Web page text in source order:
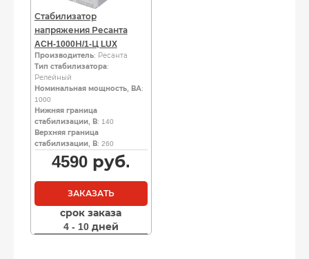
Стабилизатор
напряжения Ресанта
ACH-1000Н/1-Ц LUX
Производитель: Ресанта
Тип стабилизатора:
Релейный
Номинальная мощность, ВА:
1000
Нижняя граница
стабилизации, В: 140
Верхняя граница
стабилизации, В: 260
4590руб.
ЗАКАЗАТЬ
срок заказа
4 - 10 дней